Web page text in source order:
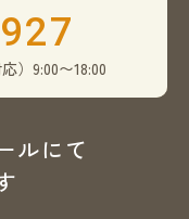
）9:00〜18:00
ルにて